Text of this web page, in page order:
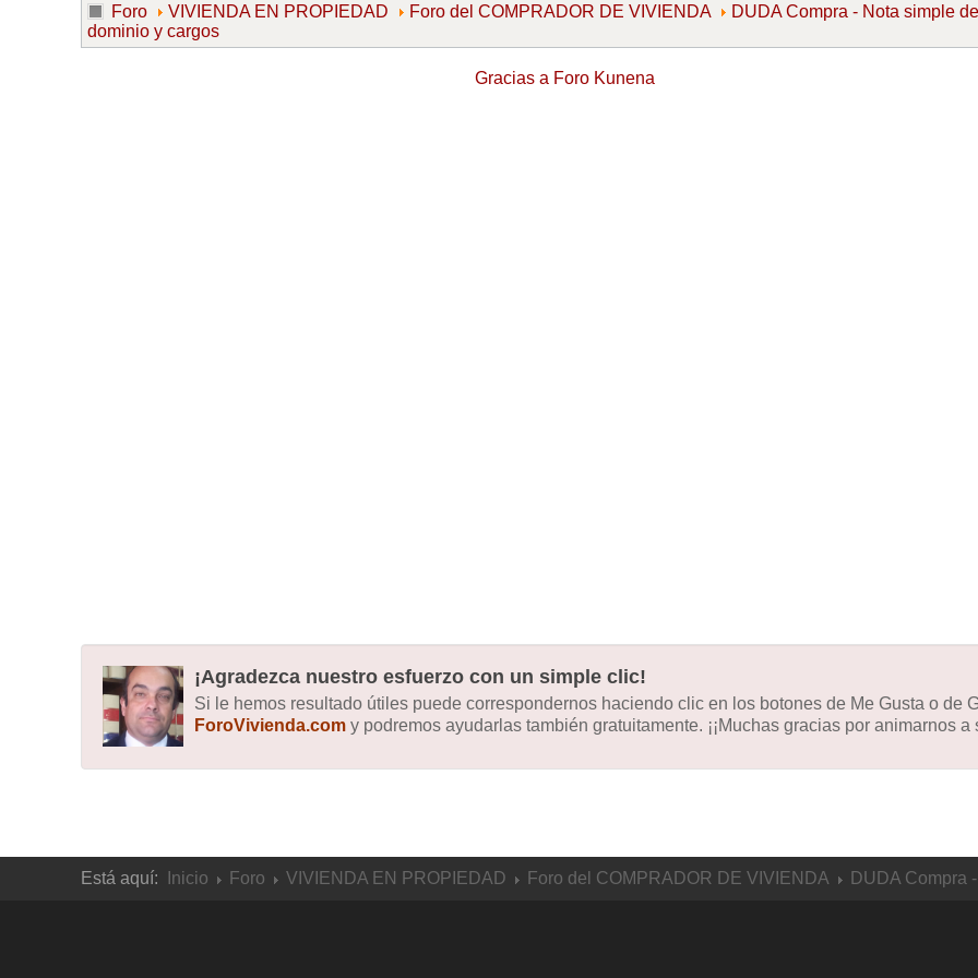
Foro VIVIENDA EN PROPIEDAD Foro del COMPRADOR DE VIVIENDA
DUDA Compra - Nota simple de
dominio y cargos
Gracias a Foro Kunena
¡Agradezca nuestro esfuerzo con un simple clic!
Si le hemos resultado útiles puede correspondernos haciendo clic en los botones de Me Gusta o de
ForoVivienda.com y podremos ayudarlas también gratuitamente. ¡¡Muchas gracias por animarnos a
Está aquí: Inicio Foro VIVIENDA EN PROPIEDAD Foro del COMPRADOR DE VIVIENDA DUDA Compra